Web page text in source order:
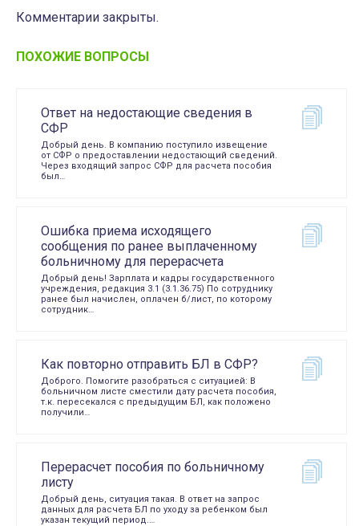
Комментарии закрыты.
ПОХОЖИЕ ВОПРОСЫ
Ответ на недостающие сведения в
СФР
Добрый день. В компанию поступило извещение
от СФР о предоставлении недостающий сведений.
Через входящий запрос СФР для расчета пособия
был…
Ошибка приема исходящего
сообщения по ранее выплаченному
больничному для перерасчета
Добрый день! Зарплата и кадры государственного
учреждения, редакция 3.1 (3.1.36.75) По сотруднику
ранее был начислен, оплачен б/лист, по которому
сотрудник…
Как повторно отправить БЛ в СФР?
Доброго. Помогите разобраться с ситуацией: В
больничном листе сместили дату расчета пособия,
т.к. пересекался с предыдущим БЛ, как положено
получили…
Перерасчет пособия по больничному
листу
Добрый день, ситуация такая. В ответ на запрос
данных для расчета БЛ по уходу за ребенком был
указан текущий период.…